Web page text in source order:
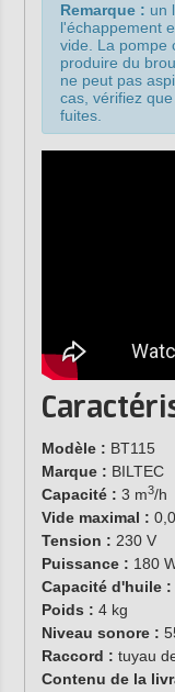
Remarque : un
l'échappement
vide. La pompe
produire du
ne peut pas
cas, vérifiez
fuites.
Modèle : BT115
Marque : BILTEC
Capacité : 3 m3/h
Vide maximal :
Tension : 230 V
Puissance : 180
Capacité d'huile :
Poids : 4 kg
Niveau sonore :
Raccord : tuyau
Contenu de la